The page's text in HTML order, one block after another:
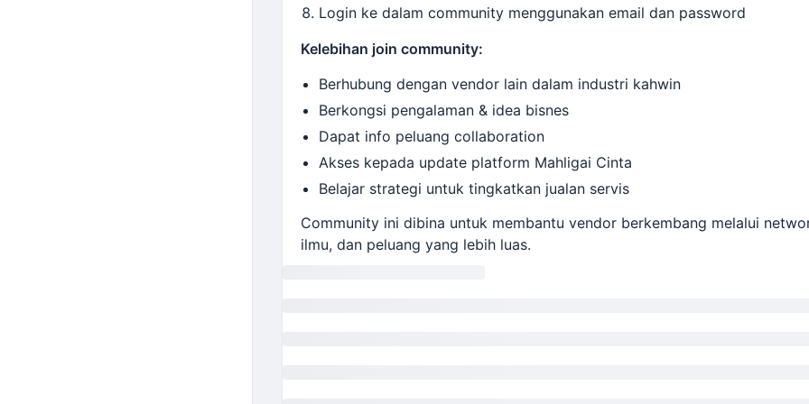
Login ke dalam community menggunakan email dan password
Kelebihan join community:
Berhubung dengan vendor lain dalam industri kahwin
Berkongsi pengalaman & idea bisnes
Dapat info peluang collaboration
Akses kepada update platform Mahligai Cinta
Belajar strategi untuk tingkatkan jualan servis
Community ini dibina untuk membantu vendor berkembang melalui
ilmu, dan peluang yang lebih luas.